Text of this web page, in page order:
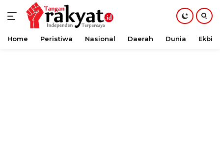
Langsung
Home Peristiwa Nasional Daerah Dunia Ekbis